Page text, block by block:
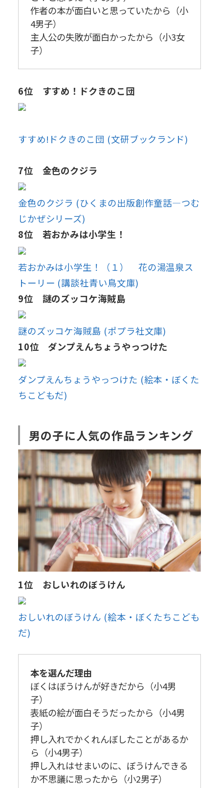
作者の本が面白いと思っていたから（小
4男子）
主人公の失敗が面白かったから（小3女
子）
6位 すすめ！ドクきのこ団
すすめ!ドクきのこ団 (文研ブックランド)
7位 金色のクジラ
金色のクジラ (ひくまの出版創作童話―つむ
じかぜシリーズ)
8位 若おかみは小学生！
若おかみは小学生！（１） 花の湯温泉ス
トーリー (講談社青い鳥文庫)
9位 謎のズッコケ海賊島
謎のズッコケ海賊島 (ポプラ社文庫)
10位 ダンプえんちょうやっつけた
ダンプえんちょうやっつけた (絵本・ぼくた
ちこどもだ)
男の子に人気の作品ランキング
1位 おしいれのぼうけん
おしいれのぼうけん (絵本・ぼくたちこども
だ)
本を選んだ理由
ぼくはぼうけんが好きだから（小4男
子）
表紙の絵が面白そうだったから（小4男
子）
押し入れでかくれんぼしたことがあるか
ら（小4男子）
押し入れはせまいのに、ぼうけんできる
か不思議に思ったから（小2男子）